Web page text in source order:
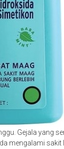
Gejala yang
mengalami sakit